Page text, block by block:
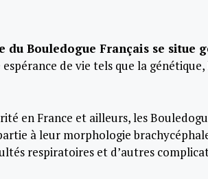
du Bouledogue Français se situe
de vie tels que la
en France et ailleurs, les
à leur morphologie
respiratoires et d’autres